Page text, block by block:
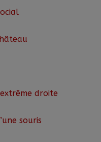
droite
souris